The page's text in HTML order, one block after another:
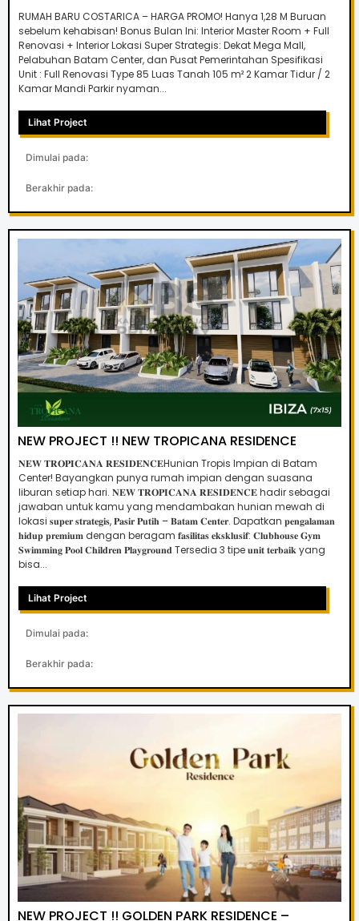
RUMAH BARU COSTARICA – HARGA PROMO! Hanya 1,28 M Buruan
sebelum kehabisan! Bonus Bulan Ini: Interior Master Room + Full
Renovasi + Interior Lokasi Super Strategis: Dekat Mega Mall,
Pelabuhan Batam Center, dan Pusat Pemerintahan Spesifikasi
Unit : Full Renovasi Type 85 Luas Tanah 105 m² 2 Kamar Tidur / 2
Kamar Mandi Parkir nyaman...
Lihat Project
Dimulai pada:
Berakhir pada:
NEW PROJECT !! NEW TROPICANA RESIDENCE
𝐍𝐄𝐖 𝐓𝐑𝐎𝐏𝐈𝐂𝐀𝐍𝐀 𝐑𝐄𝐒𝐈𝐃𝐄𝐍𝐂𝐄Hunian Tropis Impian di Batam
Center! ​Bayangkan punya rumah impian dengan suasana
liburan setiap hari. 𝐍𝐄𝐖 𝐓𝐑𝐎𝐏𝐈𝐂𝐀𝐍𝐀 𝐑𝐄𝐒𝐈𝐃𝐄𝐍𝐂𝐄 hadir sebagai
jawaban untuk kamu yang mendambakan hunian mewah di
lokasi 𝐬𝐮𝐩𝐞𝐫 𝐬𝐭𝐫𝐚𝐭𝐞𝐠𝐢𝐬, 𝐏𝐚𝐬𝐢𝐫 𝐏𝐮𝐭𝐢𝐡 – 𝐁𝐚𝐭𝐚𝐦 𝐂𝐞𝐧𝐭𝐞𝐫. ​Dapatkan 𝐩𝐞𝐧𝐠𝐚𝐥𝐚𝐦𝐚𝐧
𝐡𝐢𝐝𝐮𝐩 𝐩𝐫𝐞𝐦𝐢𝐮𝐦 dengan beragam 𝐟𝐚𝐬𝐢𝐥𝐢𝐭𝐚𝐬 𝐞𝐤𝐬𝐤𝐥𝐮𝐬𝐢𝐟: 𝐂𝐥𝐮𝐛𝐡𝐨𝐮𝐬𝐞 ​𝐆𝐲𝐦 ​
𝐒𝐰𝐢𝐦𝐦𝐢𝐧𝐠 𝐏𝐨𝐨𝐥 ​𝐂𝐡𝐢𝐥𝐝𝐫𝐞𝐧 𝐏𝐥𝐚𝐲𝐠𝐫𝐨𝐮𝐧𝐝 ​Tersedia 3 tipe 𝐮𝐧𝐢𝐭 𝐭𝐞𝐫𝐛𝐚𝐢𝐤 yang
bisa...
Lihat Project
Dimulai pada:
Berakhir pada:
NEW PROJECT !! GOLDEN PARK RESIDENCE –